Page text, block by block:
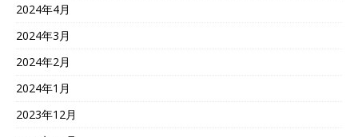
2024年4月
2024年3月
2024年2月
2024年1月
2023年12月